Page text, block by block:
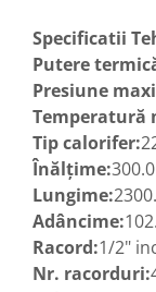
Specificatii
Putere
Presiune
Temperatură
Tip calorifer:
Înălțime:
Lungime:
Adâncime:
Racord:1/2"
Nr. racorduri: